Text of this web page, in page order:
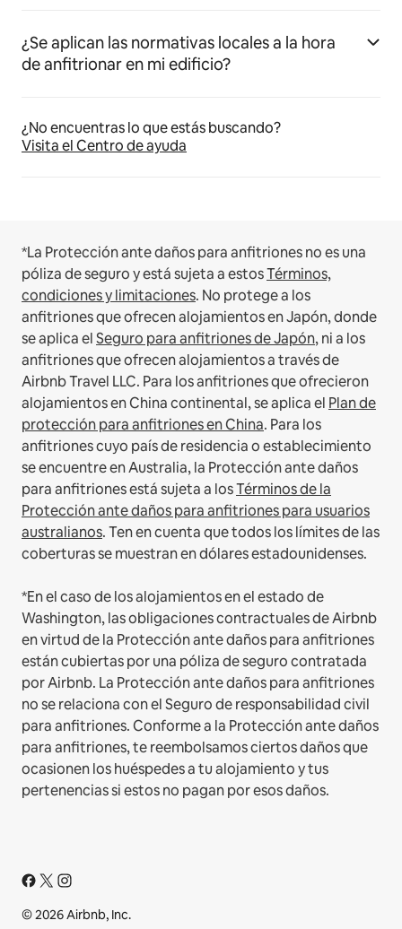
¿Se aplican las normativas locales a la hora
de anfitrionar en mi edificio?
¿No encuentras lo que estás buscando?
Visita el Centro de ayuda
*La Protección ante daños para anfitriones no es una
póliza de seguro y está sujeta a estosTérminos,
condiciones y limitaciones. No protege a los
anfitriones que ofrecen alojamientos en Japón, donde
se aplica elSeguro para anfitriones de Japón, ni a los
anfitriones que ofrecen alojamientos a través de
Airbnb Travel LLC. Para los anfitriones que ofrecieron
alojamientos en China continental, se aplica el Plan de
protección para anfitriones en China. Para los
anfitriones cuyo país de residencia o establecimiento
se encuentre en Australia, la Protección ante daños
para anfitriones está sujeta a losTérminos de la
Protección ante daños para anfitriones para usuarios
australianos. Ten en cuenta que todos los límites de las
coberturas se muestran en dólares estadounidenses.
*En el caso de los alojamientos en el estado de
Washington, las obligaciones contractuales de Airbnb
en virtud de la Protección ante daños para anfitriones
están cubiertas por una póliza de seguro contratada
por Airbnb. La Protección ante daños para anfitriones
no se relaciona con el Seguro de responsabilidad civil
para anfitriones. Conforme a la Protección ante daños
para anfitriones, te reembolsamos ciertos daños que
ocasionen los huéspedes a tu alojamiento y tus
pertenencias si estos no pagan por esos daños.
© 2026 Airbnb, Inc.